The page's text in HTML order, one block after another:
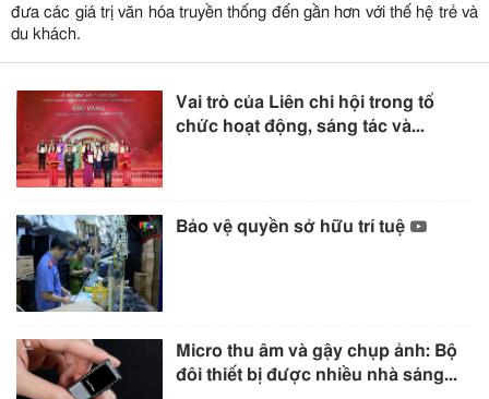
đưa các giá trị văn hóa truyền thống đến gần hơn với thế hệ trẻ và
du khách.
Vai trò của Liên chi hội trong tổ
chức hoạt động, sáng tác và...
Bảo vệ quyền sở hữu trí tuệ
Micro thu âm và gậy chụp ảnh: Bộ
đôi thiết bị được nhiều nhà sáng...